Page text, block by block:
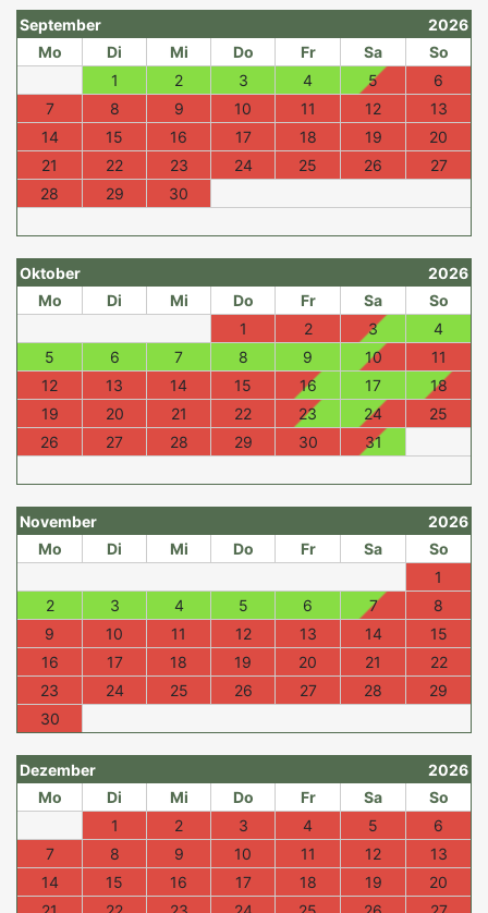
September
2026
Mo
Di Mi Do Fr Sa
So
1
2 3 4 5
6
7
8 9 10 11 12
13
14
15 16 17 18 19
20
21
22 23 24 25 26
27
28
29 30
Oktober
2026
Mo
Di Mi Do Fr Sa
So
1
2 3
4
5
6 7 8 9 10
11
12
13 14 15 16 17
18
19
20 21 22 23 24
25
26
27 28 29 30 31
November
2026
Mo
Di Mi Do Fr Sa
So
1
2
3 4 5 6 7
8
9
10 11 12 13 14
15
16
17 18 19 20 21
22
23
24 25 26 27 28
29
30
Dezember
2026
Mo
Di Mi Do Fr Sa
So
1
2 3 4 5
6
7
8 9 10 11 12
13
14
15 16 17 18 19
20